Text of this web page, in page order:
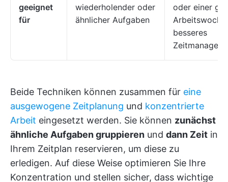
geeignet
für
wiederholender oder
ähnlicher Aufgaben
oder einer
besseres
Beide Techniken können zusammen für eine
ausgewogene Zeitplanung und konzentrierte
Arbeit eingesetzt werden. Sie können zunächst
ähnliche Aufgaben gruppieren und dann Zeit in
Ihrem Zeitplan reservieren, um diese zu
erledigen. Auf diese Weise optimieren Sie Ihre
Konzentration und stellen sicher, dass wichtige